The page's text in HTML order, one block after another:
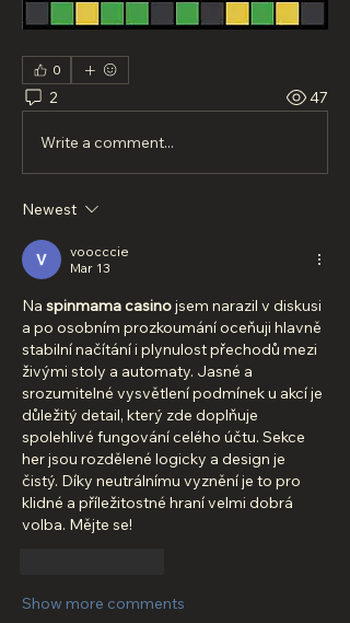
0
2 47
Write a comment...
Newest
voocccie
Mar 13
Na spinmama casino jsem narazil v diskusi
a po osobním prozkoumání oceňuji hlavně
stabilní načítání i plynulost přechodů mezi
živými stoly a automaty. Jasné a
srozumitelné vysvětlení podmínek u akcí je
důležitý detail, který zde doplňuje
spolehlivé fungování celého účtu. Sekce
her jsou rozdělené logicky a design je
čistý. Díky neutrálnímu vyznění je to pro
klidné a příležitostné hraní velmi dobrá
volba. Mějte se!
Show more comments